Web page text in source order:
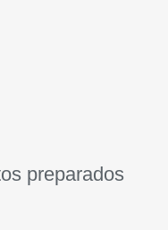
preparados